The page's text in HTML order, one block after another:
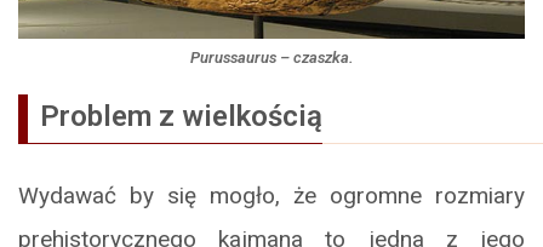
Purussaurus– czaszka.
Problem z wielkością
Wydawać by się mogło, że ogromne rozmiary
prehistorycznego kajmana to jedna z jego